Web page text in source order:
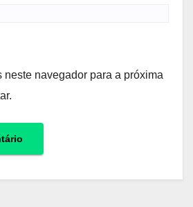
neste navegador para a próxima